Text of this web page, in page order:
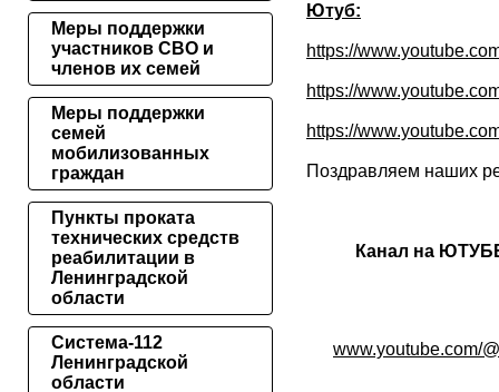
Ютуб:
https://
https://
https://
Поздравляем наших
Канал на
www.youtube.com/
Меры поддержки
участников СВО и
членов их семей
Меры поддержки
семей
мобилизованных
граждан
Пункты проката
технических средств
реабилитации в
Ленинградской
области
Система-112
Ленинградской
области